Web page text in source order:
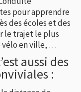
pour apprendre
des écoles et des
le trajet le plus
vélo en ville, …
aussi des
: